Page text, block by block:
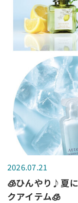
2026.07.21
🧊ひんやり♪夏
クアイテム🧊